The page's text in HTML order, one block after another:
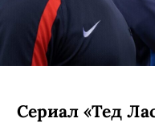
Сериал «Тед